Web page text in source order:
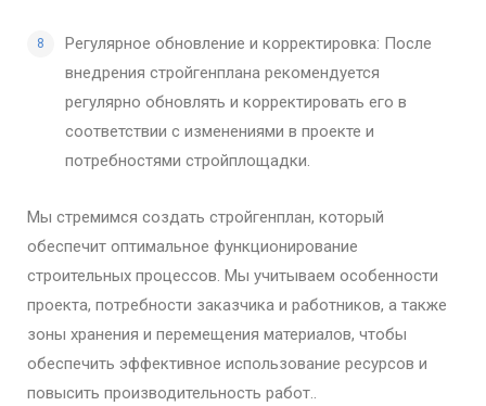
Регулярное обновление и корректировка: После
внедрения стройгенплана рекомендуется
регулярно обновлять и корректировать его в
соответствии с изменениями в проекте и
потребностями стройплощадки.
Мы стремимся создать стройгенплан, который
обеспечит оптимальное функционирование
строительных процессов. Мы учитываем особенности
проекта, потребности заказчика и работников, а также
зоны хранения и перемещения материалов, чтобы
обеспечить эффективное использование ресурсов и
повысить производительность работ..